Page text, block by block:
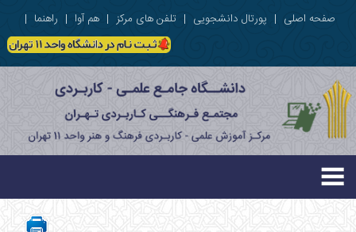
صفحه اصلی | پورتال دانشجویی | تلفن های مرکز | هم آوا | راهنما |